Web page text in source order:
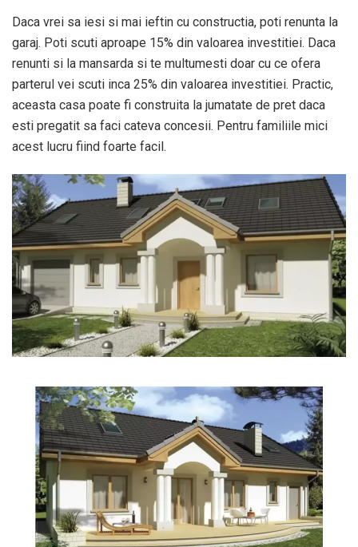
Daca vrei sa iesi si mai ieftin cu constructia, poti renunta la
garaj. Poti scuti aproape 15% din valoarea investitiei. Daca
renunti si la mansarda si te multumesti doar cu ce ofera
parterul vei scuti inca 25% din valoarea investitiei. Practic,
aceasta casa poate fi construita la jumatate de pret daca
esti pregatit sa faci cateva concesii. Pentru familiile mici
acest lucru fiind foarte facil.